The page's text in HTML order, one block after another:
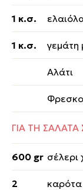
1 κ.σ.
1 κ.σ.
Αλάτι
ΓΙΑ ΤΗ ΣΑΛΑΤΑ
600 gr σέλερι
2 καρότα